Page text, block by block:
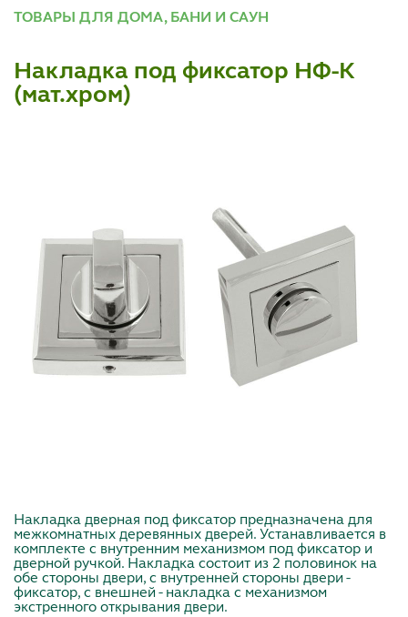
ТОВАРЫ ДЛЯ ДОМА, БАНИ И САУН
Накладка под фиксатор НФ-К
(мат.хром)
Накладка дверная под фиксатор предназначена для
межкомнатных деревянных дверей. Устанавливается в
комплекте с внутренним механизмом под фиксатор и
дверной ручкой. Накладка состоит из 2 половинок на
обе стороны двери, с внутренней стороны двери -
фиксатор, с внешней - накладка с механизмом
экстренного открывания двери.